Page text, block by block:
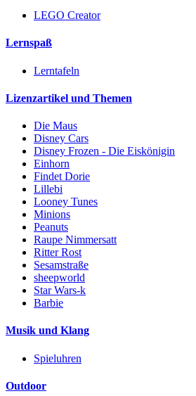
LEGO Creator
Lernspaß
Lerntafeln
Lizenzartikel und Themen
Die Maus
Disney Cars
Disney Frozen - Die Eiskönigin
Einhorn
Findet Dorie
Lillebi
Looney Tunes
Minions
Peanuts
Raupe Nimmersatt
Ritter Rost
Sesamstraße
sheepworld
Star Wars-k
Barbie
Musik und Klang
Spieluhren
Outdoor